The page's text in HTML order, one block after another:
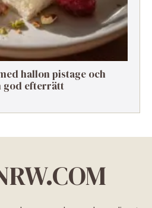
hallon pistage och
god efterrätt